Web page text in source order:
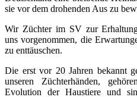
sie vor dem drohenden Aus zu
Wir Züchter im SV zur
uns vorgenommen, die
zu enttäuschen.
Die erst vor 20 Jahren bekannt
unseren Züchterhänden,
Evolution der Haustiere und